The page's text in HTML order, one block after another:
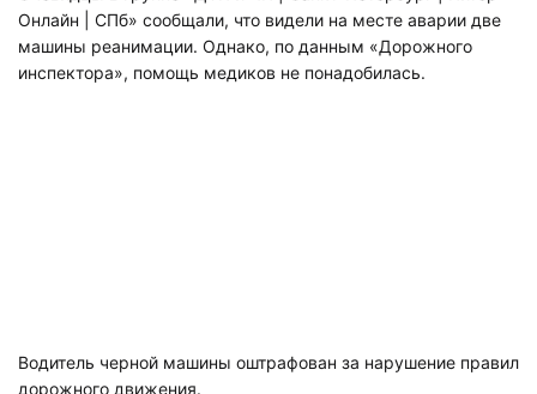
Онлайн | СПб» сообщали, что видели на месте аварии две
машины реанимации. Однако, по данным «Дорожного
инспектора», помощь медиков не понадобилась.
Водитель черной машины оштрафован за нарушение правил
дорожного движения.